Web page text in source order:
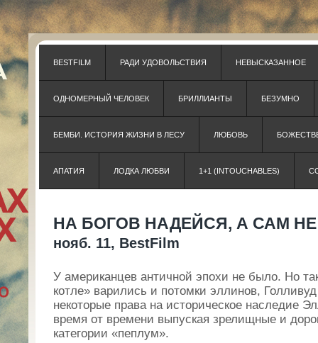
BESTFILM РАДИ УДОВОЛЬСТВИЯ НЕВЫСКАЗАННОЕ
ОДНОМЕРНЫЙ ЧЕЛОВЕК БРИЛЛИАНТЫ БЕЗУМНО
БЕМБИ. ИСТОРИЯ ЖИЗНИ В ЛЕСУ ЛЮБОВЬ
АПАТИЯ ЛОДКА ЛЮБВИ 1+1 (INTOUCHABLES)
НА БОГОВ НАДЕЙСЯ, А САМ
нояб. 11, BestFilm
У американцев античной эпохи не было. Но
котле» варились и потомки эллинов,
некоторые права на историческое наследие
время от времени выпуская зрелищные и
категории «пеплум».